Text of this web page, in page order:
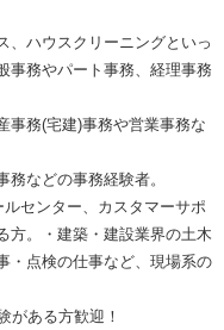
、ハウスクリーニングといっ
事務やパート事務、経理事務
事務(宅建)事務や営業事務な
務などの事務経験者。
センター、カスタマーサポ
方。・建築・建設業界の土木
・点検の仕事など、現場系の
がある方歓迎！